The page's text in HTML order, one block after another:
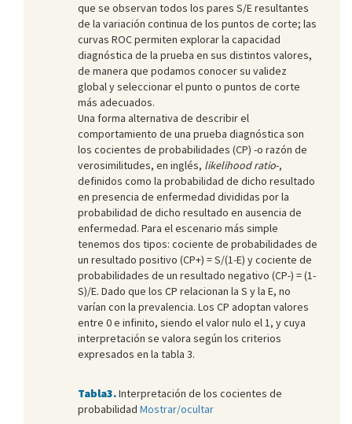
que se observan todos los pares S/E resultantes
de la variación continua de los puntos de corte; las
curvas ROC permiten explorar la capacidad
diagnóstica de la prueba en sus distintos valores,
de manera que podamos conocer su validez
global y seleccionar el punto o puntos de corte
más adecuados.
Una forma alternativa de describir el
comportamiento de una prueba diagnóstica son
los cocientes de probabilidades (CP) -o razón de
verosimilitudes, en inglés, likelihood ratio-,
definidos como la probabilidad de dicho resultado
en presencia de enfermedad divididas por la
probabilidad de dicho resultado en ausencia de
enfermedad. Para el escenario más simple
tenemos dos tipos: cociente de probabilidades de
un resultado positivo (CP+) = S/(1-E) y cociente de
probabilidades de un resultado negativo (CP-) = (1-
S)/E. Dado que los CP relacionan la S y la E, no
varían con la prevalencia. Los CP adoptan valores
entre 0 e infinito, siendo el valor nulo el 1, y cuya
interpretación se valora según los criterios
expresados en la tabla 3.
Tabla3.Interpretación de los cocientes de
probabilidad Mostrar/ocultar